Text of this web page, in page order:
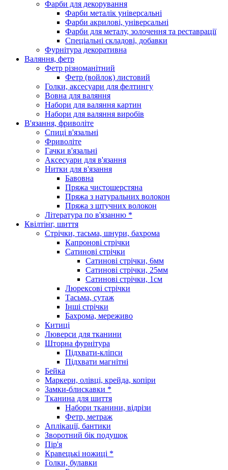
Фарби для декорування
Фарби металік універсальні
Фарби акрилові, універсальні
Фарби для металу, золочення та реставрації
Спеціальні складові, добавки
Фурнітура декоративна
Валяння, фетр
Фетр різноманітний
Фетр (войлок) листовий
Голки, аксесуари для фелтингу
Вовна для валяння
Набори для валяння картин
Набори для валяння виробів
В'язання, фриволіте
Спиці в'язальні
Фриволіте
Гачки в'язальні
Аксесуари для в'язання
Нитки для в'язання
Бавовна
Пряжа чистошерстяна
Пряжа з натуральних волокон
Пряжа з штучних волокон
Література по в'язанню *
Квілтінг, шиття
Стрічки, тасьма, шнури, бахрома
Капронові стрічки
Сатинові стрічки
Сатинові стрічки, 6мм
Сатинові стрічки, 25мм
Сатинові стрічки, 1см
Люрексові стрічки
Тасьма, сутаж
Інші стрічки
Бахрома, мереживо
Китиці
Люверси для тканини
Шторна фурнітура
Підхвати-кліпси
Підхвати магнітні
Бейка
Маркери, олівці, крейда, копіри
Замки-блискавки *
Тканина для шиття
Набори тканини, відрізи
Фетр, метраж
Аплікації, бантики
Зворотний бік подушок
Пір'я
Кравецькі ножиці *
Голки, булавки